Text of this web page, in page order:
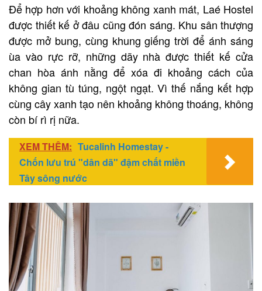
Để hợp hơn với khoảng không xanh mát, Laé Hostel
được thiết kế ở đâu cũng đón sáng. Khu sân thượng
được mở bung, cùng khung giếng trời để ánh sáng
ùa vào rực rỡ, những dãy nhà được thiết kế cửa
chan hòa ánh nằng để xóa đi khoảng cách của
không gian tù túng, ngột ngạt. Vì thế nắng kết hợp
cùng cây xanh tạo nên khoảng không thoáng, không
còn bí rì rị nữa.
XEM THÊM: Tucalinh Homestay -
Chốn lưu trú "dân dã" đậm chất miền
Tây sông nước